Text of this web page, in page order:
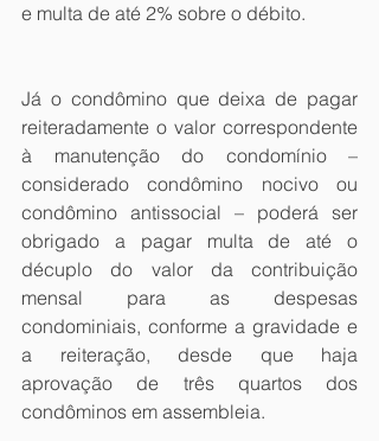
e multa de até 2% sobre o débito.
Já o condômino que deixa de pagar
reiteradamente o valor correspondente
à manutenção do condomínio –
considerado condômino nocivo ou
condômino antissocial – poderá ser
obrigado a pagar multa de até o
décuplo do valor da contribuição
mensal para as despesas
condominiais, conforme a gravidade e
a reiteração, desde que haja
aprovação de três quartos dos
condôminos em assembleia.